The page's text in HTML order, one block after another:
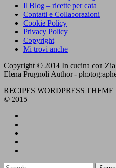
Il Blog – ricette per data
Contatti e Collaborazioni
Cookie Policy
Privacy Policy
Copyright
Mi trovi anche
Copyright © 2014 In cucina con
Elena Prugnoli Author -
RECIPES WORDPRESS
© 2015